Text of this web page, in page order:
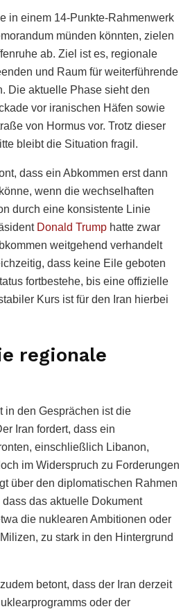
in einem 14-Punkte-Rahmenwerk
münden könnten, zielen
ab. Ziel ist es, regionale
und Raum für weiterführende
Die aktuelle Phase sieht den
vor iranischen Häfen sowie
von Hormus vor. Trotz dieser
bleibt die Situation fragil.
dass ein Abkommen erst dann
wenn die wechselhaften
durch eine konsistente Linie
Donald Trump hatte zwar
weitgehend verhandelt
dass keine Eile geboten
fortbestehe, bis eine offizielle
Kurs ist für den Iran hierbei
regionale
in den Gesprächen ist die
Iran fordert, dass ein
einschließlich Libanon,
im Widerspruch zu Forderungen
über den diplomatischen Rahmen
das aktuelle Dokument
die nuklearen Ambitionen oder
zu stark in den Hintergrund
betont, dass der Iran derzeit
oder der